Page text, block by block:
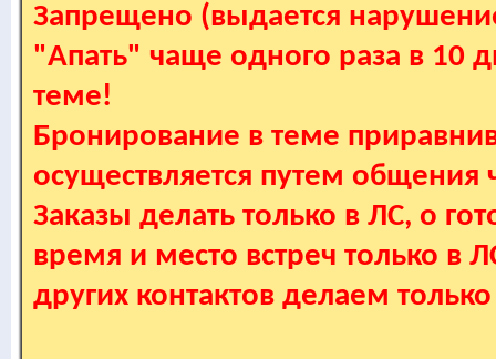
Запрещено (выдается
"Апать" чаще одного раза в 10
теме!
Бронирование в теме
осуществляется путем
Заказы делать только в ЛС, о
время и место встреч только в
других контактов делаем